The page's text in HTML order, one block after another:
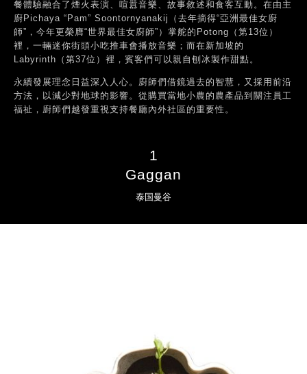
餐體驗融合了煙火表演、喧囂音樂、故事敘述和食客互動。在由主
廚Pichaya “Pam” Soontornyanakij（去年摘得“亞洲最佳女廚
師”，今年更榮膺“世界最佳女廚師”）掌舵的Potong（第13位）
裡，一輛迷你街頭小吃推車會播放音樂；而在新加坡的
Labyrinth（第37位）裡，賓客們可以親自刨冰製作甜點。
永續發展理念日益深入人心。廚師們借鏡過去的智慧，又採用前沿
方法，以減少對地球的影響。從購買當地小農的農產品到關注員工
福祉，廚師們越發重視支持餐廳內外社區的重要性。
1
Gaggan
泰国曼谷